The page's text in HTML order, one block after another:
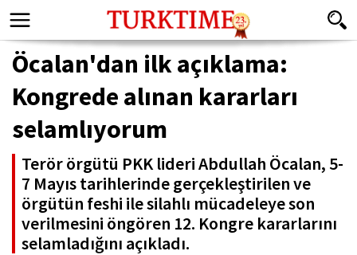
Öcalan'dan ilk açıklama:
Kongrede alınan kararları
selamlıyorum
Terör örgütü PKK lideri Abdullah Öcalan, 5-
7 Mayıs tarihlerinde gerçekleştirilen ve
örgütün feshi ile silahlı mücadeleye son
verilmesini öngören 12. Kongre kararlarını
selamladığını açıkladı.